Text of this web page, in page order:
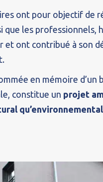
ont pour objectif de
que les professionnels,
et ont contribué à son
en mémoire d’un
constitue un projet
qu’environnemental